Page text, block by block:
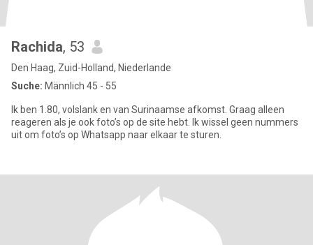
Rachida, 53
Den Haag, Zuid-Holland, Niederlande
Suche: Männlich 45 - 55
Ik ben 1.80, volslank en van Surinaamse afkomst. Graag alleen
reageren als je ook foto’s op de site hebt. Ik wissel geen nummers
uit om foto’s op Whatsapp naar elkaar te sturen.